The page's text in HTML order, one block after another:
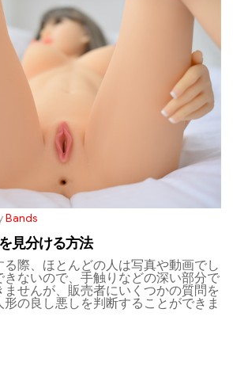
Bands
見分ける方法
際、ほとんどの人は写真や動画でし
ないので、手触りなどの深い部分で
せんが、販売者にいくつかの質問を
の良し悪しを判断することができま